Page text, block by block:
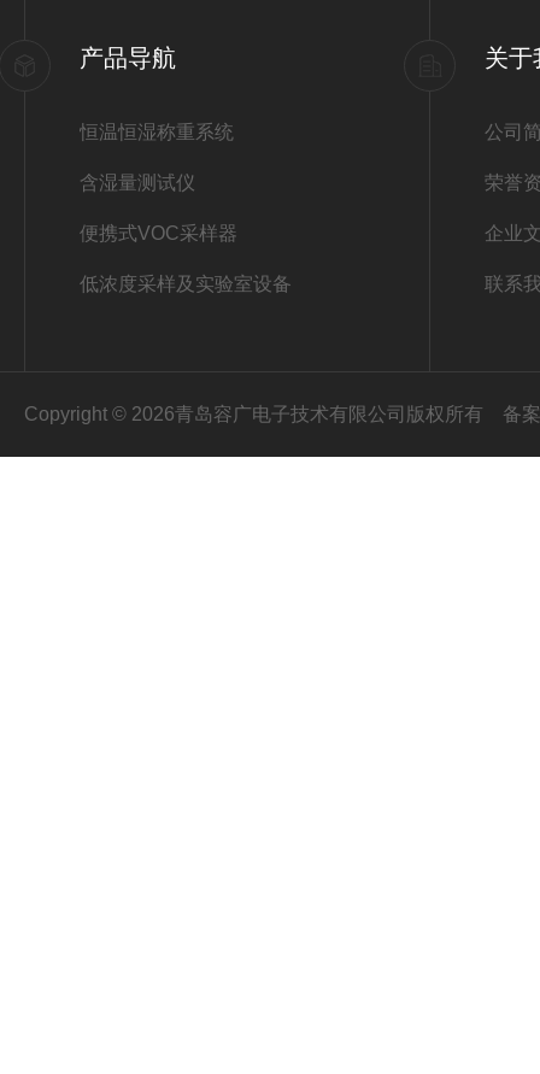
产品导航
恒温恒湿称重系统
含湿量测试仪
便携式VOC采样器
低浓度采样及实验室设备
关于
公司
荣誉
企业
联系
Copyright © 2026青岛容广电子技术有限公司版权所有 备